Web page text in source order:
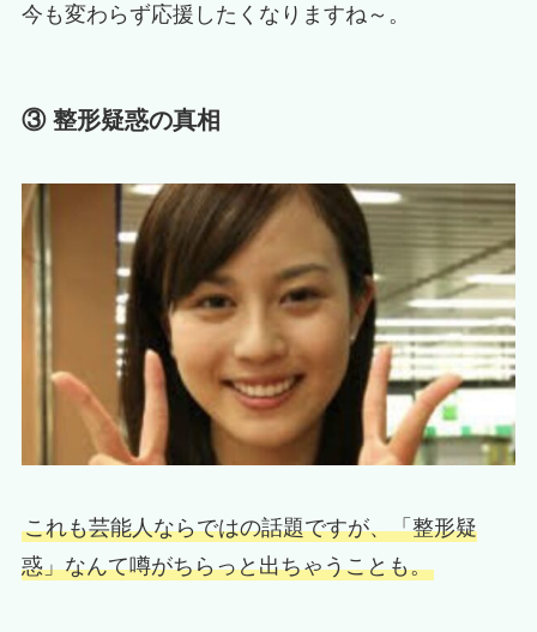
今も変わらず応援したくなりますね～。
③ 整形疑惑の真相
これも芸能人ならではの話題ですが、「整形疑
惑」なんて噂がちらっと出ちゃうことも。